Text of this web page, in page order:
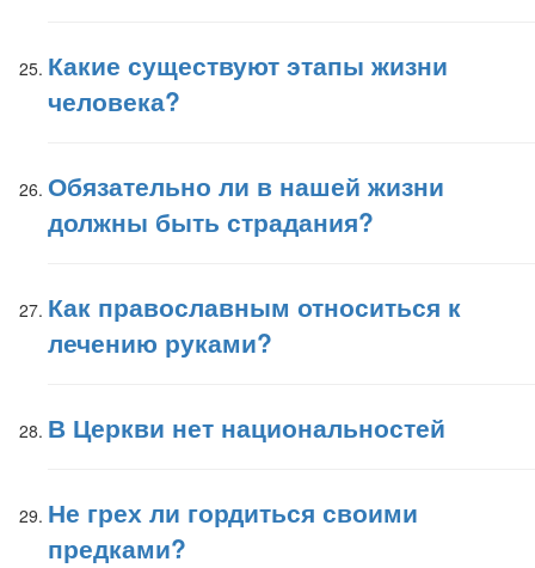
Какие существуют этапы жизни
человека?
Обязательно ли в нашей жизни
должны быть страдания?
Как православным относиться к
лечению руками?
В Церкви нет национальностей
Не грех ли гордиться своими
предками?